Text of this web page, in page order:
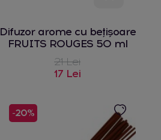
Difuzor arome cu bețișoare
FRUITS ROUGES 50 ml
21 Lei
17 Lei
-20%